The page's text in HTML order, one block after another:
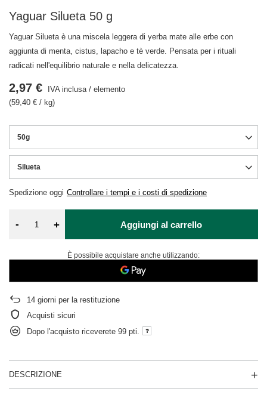
Yaguar Silueta 50 g
Yaguar Silueta è una miscela leggera di yerba mate alle erbe con
aggiunta di menta, cistus, lapacho e tè verde. Pensata per i rituali
radicati nell'equilibrio naturale e nella delicatezza.
50g
Silueta
Spedizione oggi Controllare i tempi e i costi di spedizione
2,97 € IVA inclusa/ elemento
(59,40 € / kg)
- + Aggiungi al carrello
È possibile acquistare anche utilizzando:
14 giorni per la restituzione
Acquisti sicuri
Dopo l'acquisto riceverete 99 pti.
DESCRIZIONE